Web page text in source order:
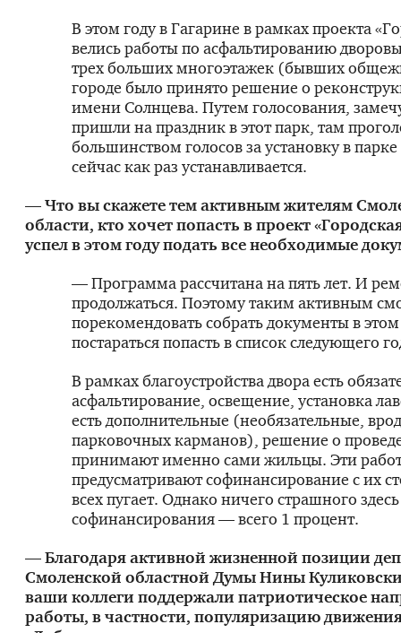
В этом году в Гагарине в рамках проекта
велись работы по асфальтированию
трех больших многоэтажек (бывших
городе было принято решение о
имени Солнцева. Путем голосования,
пришли на праздник в этот парк, там
большинством голосов за установку в
сейчас как раз устанавливается.
— Что вы скажете тем активным жителям
области, кто хочет попасть в проект
успел в этом году подать все необходимые
— Программа рассчитана на пять лет. И
продолжаться. Поэтому таким активным
порекомендовать собрать документы в
постараться попасть в список следующего
В рамках благоустройства двора есть
асфальтирование, освещение, установка
есть дополнительные (необязательные,
парковочных карманов), решение о
принимают именно сами жильцы. Эти
предусматривают софинансирование с их
всех пугает. Однако ничего страшного
софинансирования — всего 1 процент.
— Благодаря активной жизненной позиции
Смоленской областной Думы Нины
ваши коллеги поддержали патриотическое
работы, в частности, популяризацию